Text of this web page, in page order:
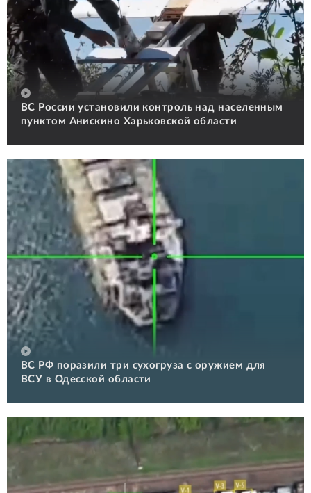
ВС России установили контроль над населенным
пунктом Анискино Харьковской области
ВС РФ поразили три сухогруза с оружием для
ВСУ в Одесской области